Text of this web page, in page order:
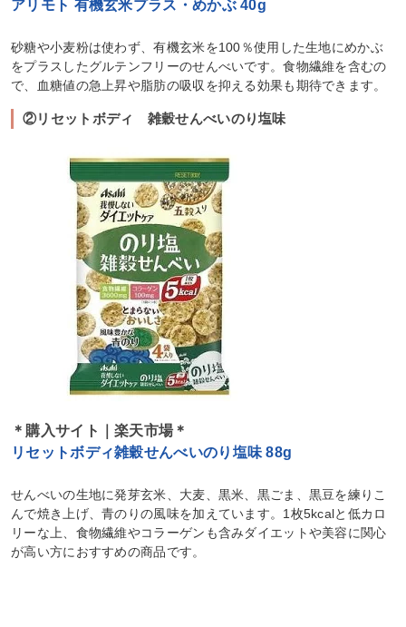
アリモト 有機玄米プラス・めかぶ 40g
砂糖や小麦粉は使わず、有機玄米を100％使用した生地にめかぶ
をプラスしたグルテンフリーのせんべいです。食物繊維を含むの
で、血糖値の急上昇や脂肪の吸収を抑える効果も期待できます。
②リセットボディ 雑穀せんべいのり塩味
＊購入サイト｜楽天市場＊
リセットボディ雑穀せんべいのり塩味 88g
せんべいの生地に発芽玄米、大麦、黒米、黒ごま、黒豆を練りこ
んで焼き上げ、青のりの風味を加えています。1枚5kcalと低カロ
リーな上、食物繊維やコラーゲンも含みダイエットや美容に関心
が高い方におすすめの商品です。